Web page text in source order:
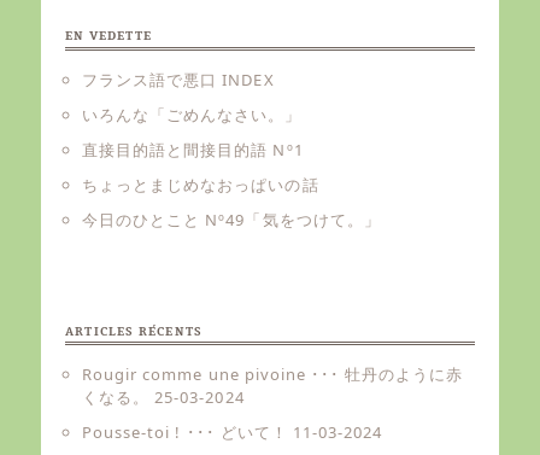
EN VEDETTE
フランス語で悪口 INDEX
いろんな「ごめんなさい。」
直接目的語と間接目的語 Nº1
ちょっとまじめなおっぱいの話
今日のひとこと Nº49「気をつけて。」
ARTICLES RÉCENTS
Rougir comme une pivoine ･･･ 牡丹のように赤
くなる。
25-03-2024
Pousse-toi ! ･･･ どいて！
11-03-2024